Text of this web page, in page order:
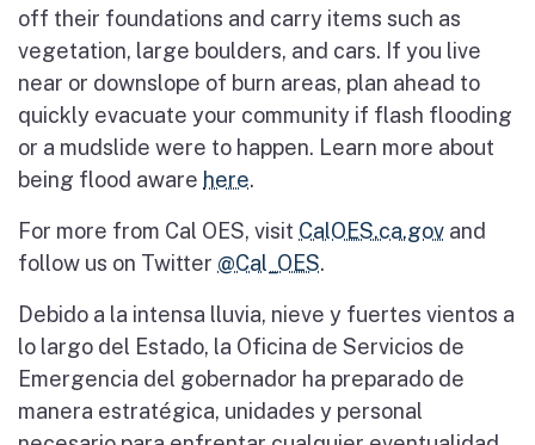
off their foundations and carry items such as
vegetation, large boulders, and cars. If you live
near or downslope of burn areas, plan ahead to
quickly evacuate your community if flash flooding
or a mudslide were to happen. Learn more about
being flood aware here.
For more from Cal OES, visit CalOES.ca.gov and
follow us on Twitter @Cal_OES.
Debido a la intensa lluvia, nieve y fuertes vientos a
lo largo del Estado, la Oficina de Servicios de
Emergencia del gobernador ha preparado de
manera estratégica, unidades y personal